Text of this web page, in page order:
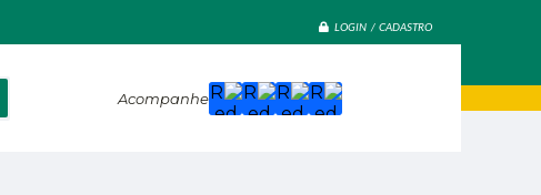
LOGIN / CADASTRO
Acompanhe